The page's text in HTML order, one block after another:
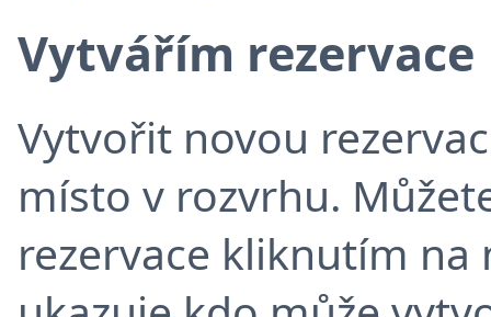
Vytvářím rezervace
Vytvořit novou
místo v rozvrhu.
rezervace kliknutím na